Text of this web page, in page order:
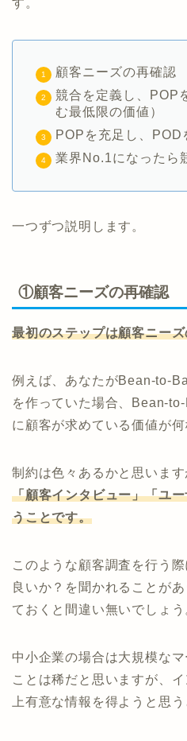
す。
顧客ニーズの再確認
競合を定義し、POP
む最低限の価値）
POPを充足し、POD
業界No.1になったら
一つずつ説明します。
①顧客ニーズの再確認
最初のステップは顧客ニー
例えば、あなたがBean-to-
を作っていた場合、Bean-
に顧客が求めている価値が何
制約は色々あるかと思います
「顧客インタビュー」「ユ
うことです。
このような顧客調査を行う
良いか？を聞かれることが
ておくと間違い無いでしょう
中小企業の場合は大規模な
ことは稀だと思いますが、
上有意な情報を得ようと思